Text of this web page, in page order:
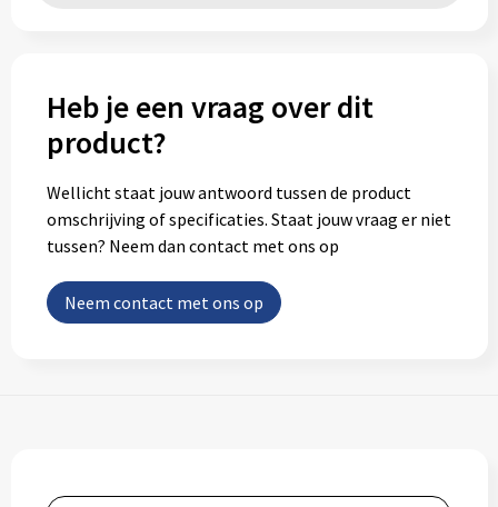
Heb je een vraag over dit
product?
Wellicht staat jouw antwoord tussen de product
omschrijving of specificaties. Staat jouw vraag er niet
tussen? Neem dan contact met ons op
Neem contact met ons op